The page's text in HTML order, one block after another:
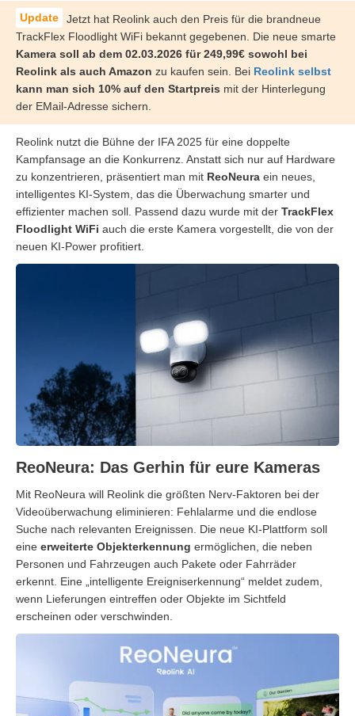
Jetzt hat Reolink auch den Preis für die brandneue
TrackFlex Floodlight WiFi bekannt gegebenen. Die neue smarte
Kamera soll ab dem 02.03.2026 für 249,99€ sowohl bei
Reolink als auch Amazon zu kaufen sein. Bei Reolink selbst
kann man sich 10% auf den Startpreis mit der Hinterlegung
der EMail-Adresse sichern.
Reolink nutzt die Bühne der IFA 2025 für eine doppelte
Kampfansage an die Konkurrenz. Anstatt sich nur auf Hardware
zu konzentrieren, präsentiert man mit ReoNeura ein neues,
intelligentes KI-System, das die Überwachung smarter und
effizienter machen soll. Passend dazu wurde mit der TrackFlex
Floodlight WiFi auch die erste Kamera vorgestellt, die von der
neuen KI-Power profitiert.
ReoNeura: Das Gerhin für eure Kameras
Mit ReoNeura will Reolink die größten Nerv-Faktoren bei der
Videoüberwachung eliminieren: Fehlalarme und die endlose
Suche nach relevanten Ereignissen. Die neue KI-Plattform soll
eine erweiterte Objekterkennung ermöglichen, die neben
Personen und Fahrzeugen auch Pakete oder Fahrräder
erkennt. Eine „intelligente Ereigniserkennung“ meldet zudem,
wenn Lieferungen eintreffen oder Objekte im Sichtfeld
erscheinen oder verschwinden.